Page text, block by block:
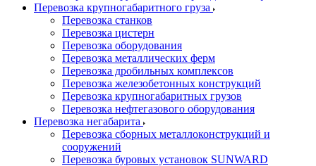
Перевозка крупногабаритного груза
Перевозка станков
Перевозка цистерн
Перевозка оборудования
Перевозка металлических ферм
Перевозка дробильных комплексов
Перевозка железобетонных конструкций
Перевозка крупногабаритных грузов
Перевозка нефтегазового оборудования
Перевозка негабарита
Перевозка сборных металлоконструкций и
сооружений
Перевозка буровых установок SUNWARD